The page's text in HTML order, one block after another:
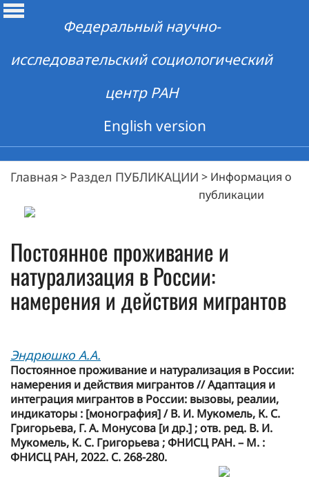
Федеральный научно-
исследовательский социологический
центр РАН
English version
Главная > Раздел ПУБЛИКАЦИИ > Информация о
публикации
Постоянное проживание и
натурализация в России:
намерения и действия мигрантов
Эндрюшко А.А.
Постоянное проживание и натурализация в России:
намерения и действия мигрантов // Адаптация и
интеграция мигрантов в России: вызовы, реалии,
индикаторы : [монография] / В. И. Мукомель, К. С.
Григорьева, Г. А. Монусова [и др.] ; отв. ред. В. И.
Мукомель, К. С. Григорьева ; ФНИСЦ РАН. – М. :
ФНИСЦ РАН, 2022. С. 268-280.